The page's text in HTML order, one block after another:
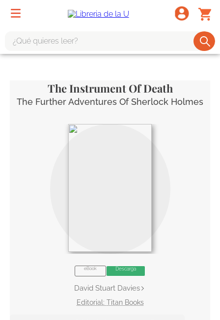
The Instrument Of Death
The Further Adventures Of Sherlock Holmes
eBook Descarga
David Stuart Davies
Titan Books
2
tote bag -